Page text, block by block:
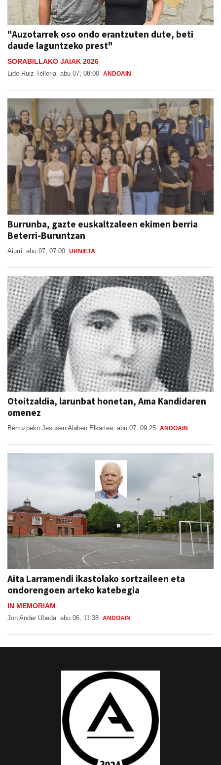
"Auzotarrek oso ondo erantzuten dute, beti
daude laguntzeko prest"
SORABILLAKO JAIAK 2026
Lide Ruiz Telleria abu 07, 08:00 ANDOAIN
Burrunba, gazte euskaltzaleen ekimen berria
Beterri-Buruntzan
Aiurri abu 07, 07:00 URNIETA
Otoitzaldia, larunbat honetan, Ama Kandidaren
omenez
Berrozpeko Jesusen Alaben Elkartea abu 07, 09:25 ANDOAIN
Aita Larramendi ikastolako sortzaileen eta
ondorengoen arteko katebegia
IN MEMORIAM
Jon Ander Ubeda abu 06, 11:38 ANDOAIN